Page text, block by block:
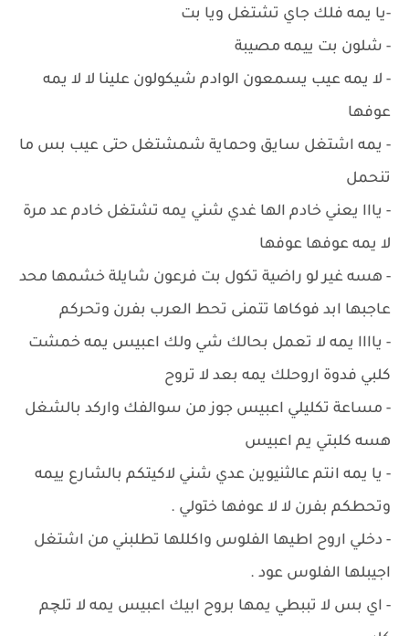
-يا يمه فلك جاي تشتغل ويا بت
- شلون بت ييمه مصيبة
- لا يمه عيب يسمعون الوادم شيكولون علينا لا لا يمه
عوفها
- يمه اشتغل سايق وحماية شمشتغل حتى عيب بس ما
تنحمل
- يااا يعني خادم الها غدي شني يمه تشتغل خادم عد مرة
لا يمه عوفها عوفها
- هسه غير لو راضية تكول بت فرعون شايلة خشمها محد
عاجبها ابد فوكاها تتمنى تحط العرب بفرن وتحركم
- ياااا يمه لا تعمل بحالك شي ولك اعبيس يمه خمشت
كلبي فدوة اروحلك يمه بعد لا تروح
- مساعة تكليلي اعبيس جوز من سوالفك واركد بالشغل
هسه كلبتي يم اعبيس
- يا يمه انتم عالثنيوين عدي شني لاكيتكم بالشارع ييمه
وتحطكم بفرن لا لا عوفها ختولي .
- دخلي اروح اطيها الفلوس واكللها تطلبني من اشتغل
اجيبلها الفلوس عود .
- اي بس لا تببطي يمها بروح ابيك اعبيس يمه لا تلچم